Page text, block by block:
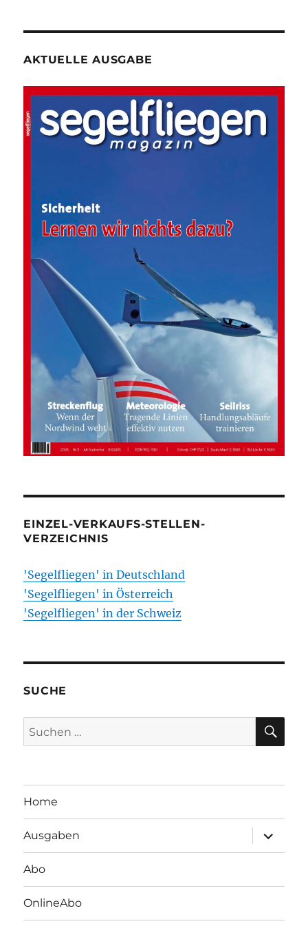
AKTUELLE AUSGABE
EINZEL-VERKAUFS-STELLEN-
VERZEICHNIS
'Segelfliegen' in Deutschland
'Segelfliegen' in Österreich
'Segelfliegen' in der Schweiz
SUCHE
Suchen
nach:
Home
Ausgaben
öffnen
Abo
OnlineAbo